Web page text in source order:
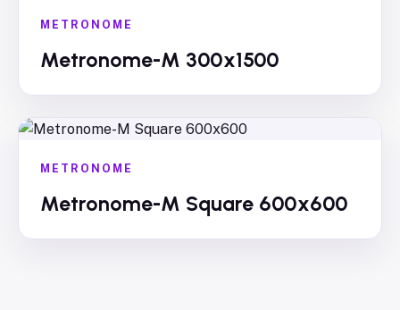
METRONOME
Metronome-M 300x1500
METRONOME
Metronome-M Square 600x600